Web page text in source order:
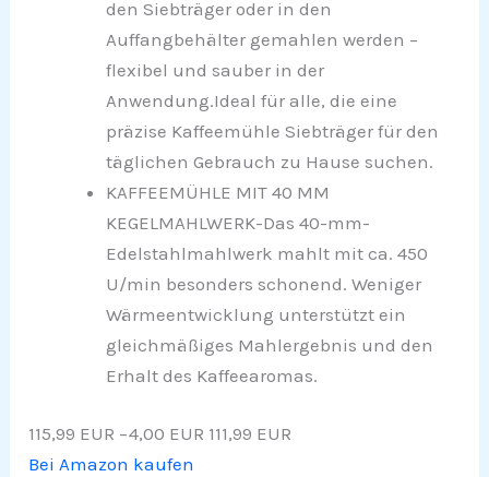
den Siebträger oder in den
Auffangbehälter gemahlen werden –
flexibel und sauber in der
Anwendung.Ideal für alle, die eine
präzise Kaffeemühle Siebträger für den
täglichen Gebrauch zu Hause suchen.
KAFFEEMÜHLE MIT 40 MM
KEGELMAHLWERK-Das 40-mm-
Edelstahlmahlwerk mahlt mit ca. 450
U/min besonders schonend. Weniger
Wärmeentwicklung unterstützt ein
gleichmäßiges Mahlergebnis und den
Erhalt des Kaffeearomas.
115,99 EUR −4,00 EUR 111,99 EUR
Bei Amazon kaufen